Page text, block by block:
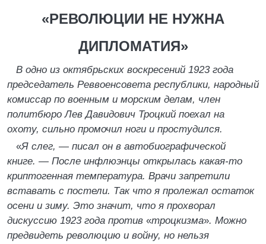
«РЕВОЛЮЦИИ НЕ НУЖНА
ДИПЛОМАТИЯ»
В одно из октябрьских воскресений 1923 года
председатель Реввоенсовета республики, народный
комиссар по военным и морским делам, член
политбюро Лев Давидович Троцкий поехал на
охоту, сильно промочил ноги и простудился.
«Я слег, — писал он в автобиографической
книге. — После инфлюэнцы открылась какая-то
криптогенная температура. Врачи запретили
вставать с постели. Так что я пролежал остаток
осени и зиму. Это значит, что я прохворал
дискуссию 1923 года против «троцкизма». Можно
предвидеть революцию и войну, но нельзя